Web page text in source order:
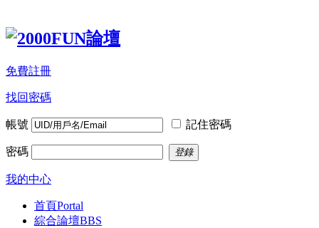
免費註冊
找回密碼
帳號 記住密碼
密碼 登錄
我的中心
首頁Portal
綜合論壇BBS